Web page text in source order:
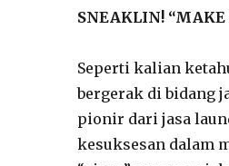
SNEAKLIN! “MAKE
Seperti kalian
bergerak di bidang
pionir dari jasa
kesuksesan dalam